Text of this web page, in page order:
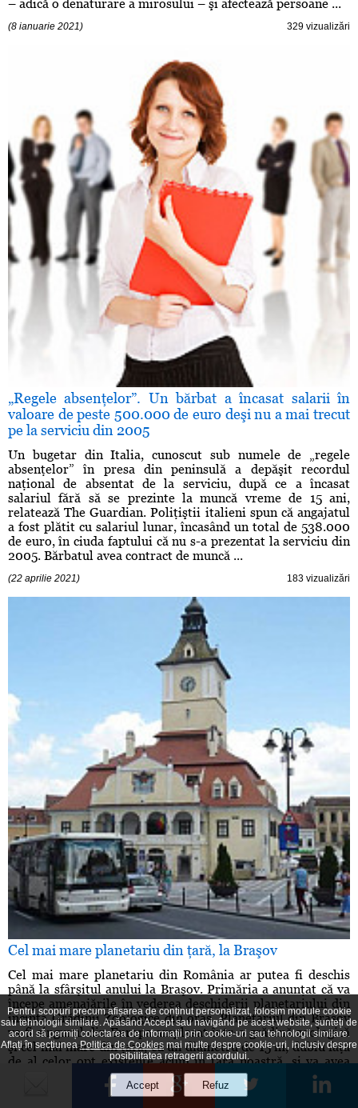
– adică o denaturare a mirosului – şi afectează persoane ...
(8 ianuarie 2021) 329 vizualizări
„Regele absenţelor”. Un bărbat a încasat salarii în
valoare de peste 500.000 de euro deşi nu a mai trecut
pe la serviciu din 2005
Un bugetar din Italia, cunoscut sub numele de „regele
absenţelor” în presa din peninsulă a depăşit recordul
naţional de absentat de la serviciu, după ce a încasat
salariul fără să se prezinte la muncă vreme de 15 ani,
relatează The Guardian. Poliţiştii italieni spun că angajatul
a fost plătit cu salariul lunar, încasând un total de 538.000
de euro, în ciuda faptului că nu s-a prezentat la serviciu din
2005. Bărbatul avea contract de muncă ...
(22 aprilie 2021) 183 vizualizări
Cel mai mare planetariu din ţară, la Braşov
Cel mai mare planetariu din România ar putea fi deschis
până la sfârşitul anului la Braşov. Primăria a anunţat că va
începe amenajările în vederea deschiderii planetariului din
incinta Grădinii Zoologice din oraş. Planetariul din Braşov
va fi singurul din Europa amplasat într-o grădină zoologică
şi cel mai mare din ţară, cu un diametru de 15 m, dublu faţă
de al celor opt existente acum în ţara noastră, şi va avea
100 de locuri. În plus, va ...
Pentru scopuri precum afișarea de conținut personalizat, folosim module cookie
sau tehnologii similare. Apăsând Accept sau navigând pe acest website, sunteți de
acord să permiți colectarea de informații prin cookie-uri sau tehnologii similare.
Aflați în secțiuneaPolitica de Cookies mai multe despre cookie-uri, inclusiv despre
posibilitatea retragerii acordului.